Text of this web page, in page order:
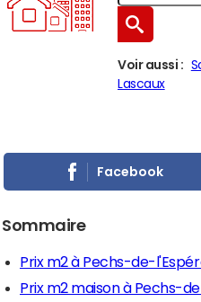
Voir aussi :
Lascaux
Facebook
Sommaire
Prix m2 à Pechs-de-
Prix m2 maison à Pechs-